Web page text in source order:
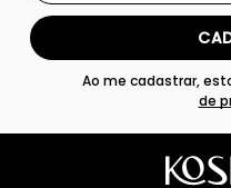
Ao me cadastrar,
de